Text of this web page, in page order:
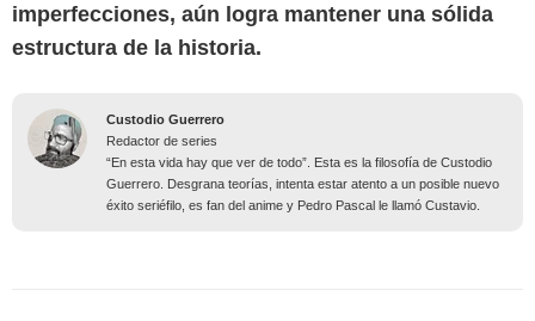
imperfecciones, aún logra mantener una sólida
estructura de la historia.
Custodio Guerrero
Redactor de series
“En esta vida hay que ver de todo”. Esta es la filosofía de Custodio
Guerrero. Desgrana teorías, intenta estar atento a un posible nuevo
éxito seriéfilo, es fan del anime y Pedro Pascal le llamó Custavio.